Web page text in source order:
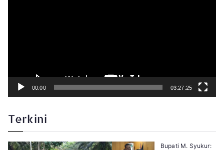
00:00 03:27:25
Terkini
Bupati M. Syukur: